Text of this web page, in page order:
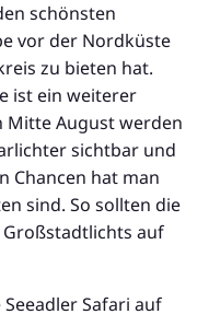
schönsten
vor der Nordküste
zu bieten hat.
ist ein weiterer
Mitte August werden
sichtbar und
Chancen hat man
sind. So sollten die
auf
Safari auf